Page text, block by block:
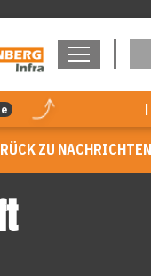
ZU NACHRICHTEN